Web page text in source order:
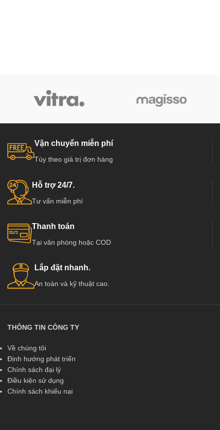
Vận chuyển miễn phí
Tùy theo giá trị đơn hàng
Hỗ trợ 24/7.
Tư vấn miễn phí
Thanh toán
Tại văn phòng hoặc COD
Lắp đặt nhanh.
An toàn và kỹ thuật cao.
THÔNG TIN CÔNG TY
Về chúng tôi
Định hướng phát triển
Chính sách đại lý
Điều kiện sử dụng
Chính sách khiếu nại